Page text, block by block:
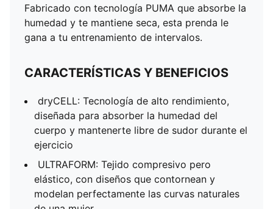
Fabricado con tecnología PUMA que absorbe la
humedad y te mantiene seca, esta prenda le
gana a tu entrenamiento de intervalos.
CARACTERÍSTICAS Y BENEFICIOS
dryCELL: Tecnología de alto rendimiento,
diseñada para absorber la humedad del
cuerpo y mantenerte libre de sudor durante el
ejercicio
ULTRAFORM: Tejido compresivo pero
elástico, con diseños que contornean y
modelan perfectamente las curvas naturales